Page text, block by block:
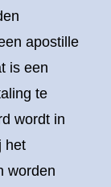
apostille
is een
te
wordt in
het
worden